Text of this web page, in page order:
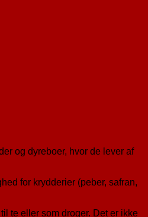
og dyreboer, hvor de lever af
for krydderier (peber, safran,
te eller som droger. Det er ikke